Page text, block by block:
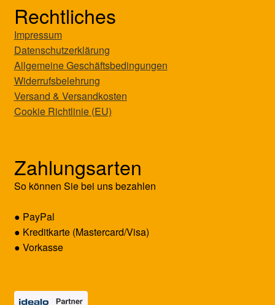
Rechtliches
Impressum
Datenschutzerklärung
Allgemeine Geschäftsbedingungen
Widerrufsbelehrung
Versand & Versandkosten
Cookie Richtlinie (EU)
Zahlungsarten
So können Sie bei uns bezahlen
● PayPal
● Kreditkarte (Mastercard/Visa)
● Vorkasse